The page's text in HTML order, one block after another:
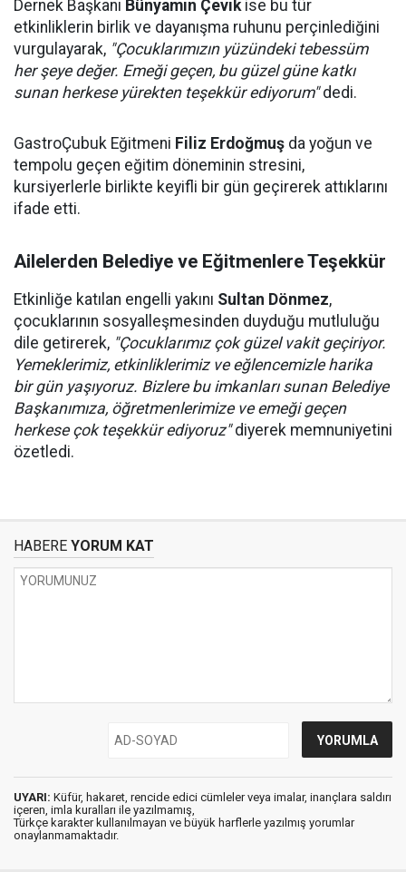
Dernek Başkanı Bünyamin Çevikise bu tür
etkinliklerin birlik ve dayanışma ruhunu perçinlediğini
vurgulayarak, "Çocuklarımızın yüzündeki tebessüm
her şeye değer. Emeği geçen, bu güzel güne katkı
sunan herkese yürekten teşekkür ediyorum"dedi.
GastroÇubuk Eğitmeni Filiz Erdoğmuş da yoğun ve
tempolu geçen eğitim döneminin stresini,
kursiyerlerle birlikte keyifli bir gün geçirerek attıklarını
ifade etti.
Ailelerden Belediye ve Eğitmenlere Teşekkür
Etkinliğe katılan engelli yakını Sultan Dönmez,
çocuklarının sosyalleşmesinden duyduğu mutluluğu
dile getirerek, "Çocuklarımız çok güzel vakit geçiriyor.
Yemeklerimiz, etkinliklerimiz ve eğlencemizle harika
bir gün yaşıyoruz. Bizlere bu imkanları sunan Belediye
Başkanımıza, öğretmenlerimize ve emeği geçen
herkese çok teşekkür ediyoruz"diyerek memnuniyetini
özetledi.
HABERE YORUM KAT
UYARI: Küfür, hakaret, rencide edici cümleler veya imalar, inançlara saldırı
içeren, imla kuralları ile yazılmamış,
Türkçe karakter kullanılmayan ve büyük harflerle yazılmış yorumlar
onaylanmamaktadır.